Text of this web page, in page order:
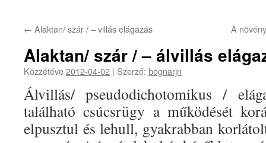
← Alaktan/ szár / – villás elágazás A
Alaktan/ szár / – álvillás
Közzétéve2012-04-02 | Szerző: bognarjn
Álvillás/ pseudodichotomikus /
található csúcsrügy a működését
elpusztul és lehull, gyakrabban